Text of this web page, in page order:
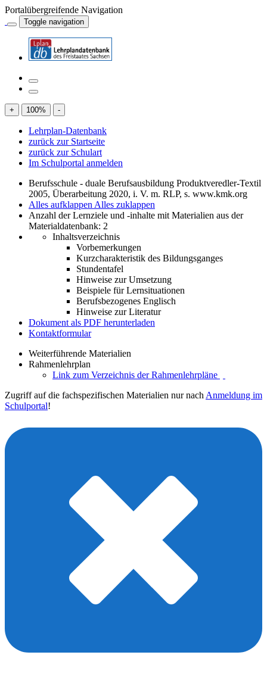
Portalübergreifende Navigation
Toggle navigation
+ 100% -
Lehrplan-Datenbank
zurück zur Startseite
zurück zur Schulart
Im Schulportal anmelden
Berufsschule - duale Berufsausbildung Produktveredler-Textil
2005, Überarbeitung 2020, i. V. m. RLP, s. www.kmk.org
Alles aufklappen Alles zuklappen
Anzahl der Lernziele und -inhalte mit Materialien aus der
Materialdatenbank: 2
Inhaltsverzeichnis
Vorbemerkungen
Kurzcharakteristik des Bildungsganges
Stundentafel
Hinweise zur Umsetzung
Beispiele für Lernsituationen
Berufsbezogenes Englisch
Hinweise zur Literatur
Dokument als PDF herunterladen
Kontaktformular
Weiterführende Materialien
Rahmenlehrplan
Link zum Verzeichnis der Rahmenlehrpläne
Zugriff auf die fachspezifischen Materialien nur nach Anmeldung im
Schulportal!